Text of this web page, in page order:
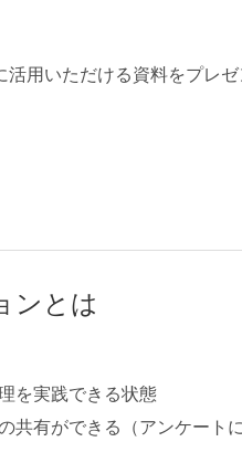
用いただける資料をプレゼ
ンとは
を実践できる状態
共有ができる（アンケート